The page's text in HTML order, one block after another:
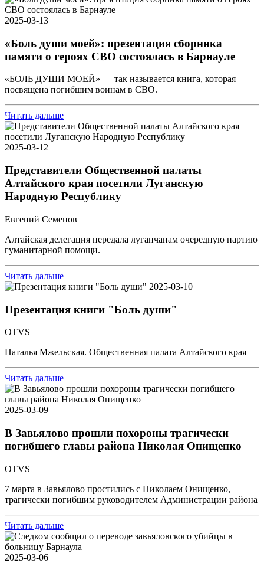
2025-03-13
«Боль души моей»: презентация сборника
памяти о героях СВО состоялась в Барнауле
«БОЛЬ ДУШИ МОЕЙ» — так называется книга, которая
посвящена погибшим воинам в СВО.
Читать дальше
2025-03-12
Представители Общественной палаты
Алтайского края посетили Луганскую
Народную Республику
Евгений Семенов
Алтайская делегация передала луганчанам очередную партию
гуманитарной помощи.
Читать дальше
2025-03-10
Презентация книги "Боль души"
OTVS
Наталья Мжельская. Общественная палата Алтайского края
Читать дальше
2025-03-09
В Завьялово прошли похороны трагически
погибшего главы района Николая Онищенко
OTVS
7 марта в Завьялово простились с Николаем Онищенко,
трагически погибшим руководителем Администрации района
Читать дальше
2025-03-06